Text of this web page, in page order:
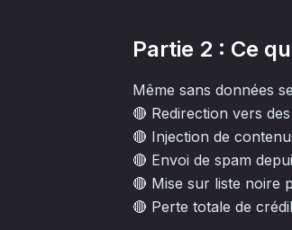
Partie 2 : Ce
Même sans données
🔴 Redirection vers
🔴 Injection de
🔴 Envoi de spam
🔴 Mise sur liste noire
🔴 Perte totale de